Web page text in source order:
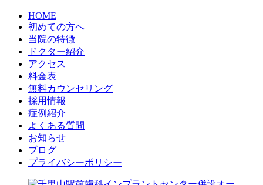
HOME
初めての方へ
当院の特徴
ドクター紹介
アクセス
料金表
無料カウンセリング
採用情報
症例紹介
よくある質問
お知らせ
ブログ
プライバシーポリシー